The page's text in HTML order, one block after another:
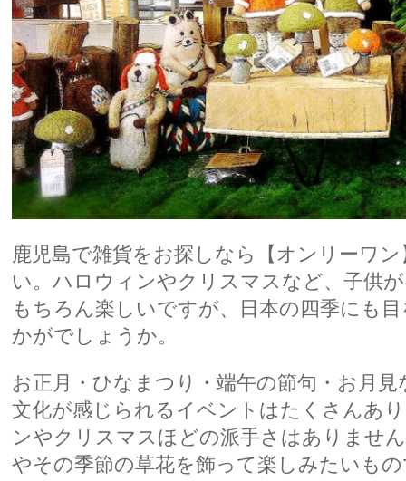
鹿児島で雑貨をお探しなら【オンリーワ
い。ハロウィンやクリスマスなど、子供
もちろん楽しいですが、日本の四季にも
かがでしょうか。
お正月・ひなまつり・端午の節句・お月見
文化が感じられるイベントはたくさんあ
ンやクリスマスほどの派手さはありませ
やその季節の草花を飾って楽しみたいも